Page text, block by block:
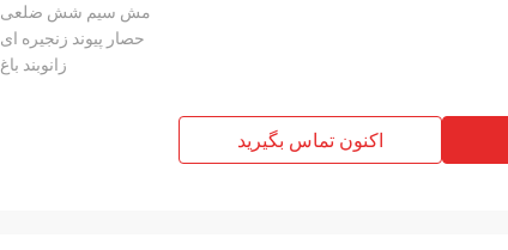
مش سیم شش ضلعی
حصار پیوند زنجیره ای
زانوبند باغ
اکنون تماس بگیرید